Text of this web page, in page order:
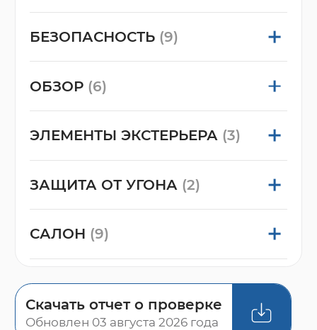
БЕЗОПАСНОСТЬ (9)
ОБЗОР (6)
ЭЛЕМЕНТЫ ЭКСТЕРЬЕРА (3)
ЗАЩИТА ОТ УГОНА (2)
САЛОН (9)
Скачать отчет о проверке
Обновлен 03 августа 2026 года